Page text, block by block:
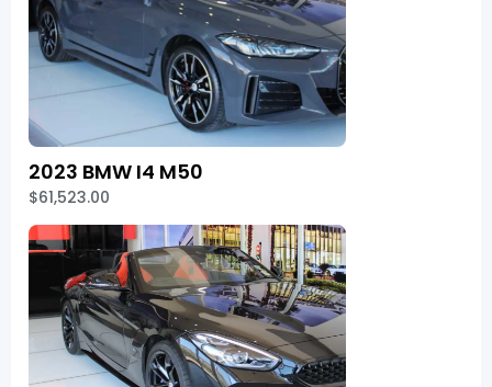
2023 BMW I4 M50
$61,523.00